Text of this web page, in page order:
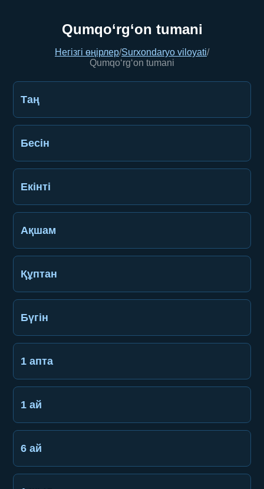
Qumqo‘rg‘on tumani
Негізгі өңірлер/Surxondaryo viloyati/
Qumqo‘rg‘on tumani
Таң
Бесін
Екінті
Ақшам
Құптан
Бүгін
1 апта
1 ай
6 ай